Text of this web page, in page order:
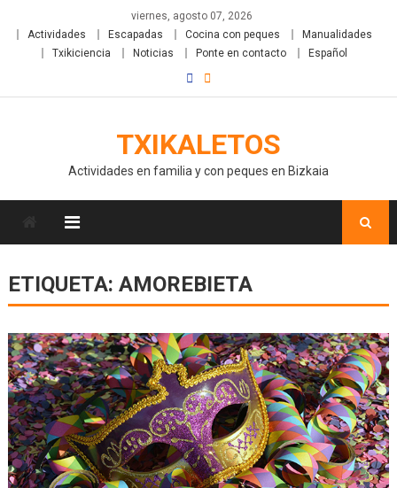
viernes, agosto 07, 2026
Actividades
Escapadas Cocina con peques
Manualidades
Txikiciencia
Noticias Ponte en contacto Español
TXIKALETOS
Actividades en familia y con peques en Bizkaia
ETIQUETA: AMOREBIETA